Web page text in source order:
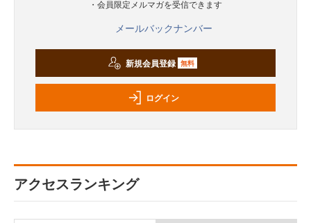
・会員限定メルマガを受信できます
メールバックナンバー
新規会員登録 無料
ログイン
アクセスランキング